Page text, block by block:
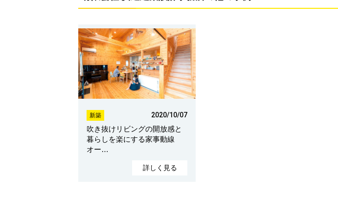
新築 2020/10/07
吹き抜けリビングの開放感と
暮らしを楽にする家事動線
オー…
詳しく見る